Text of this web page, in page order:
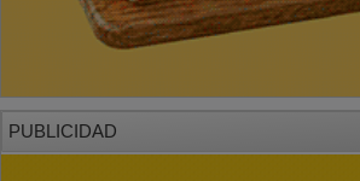
PUBLICIDAD